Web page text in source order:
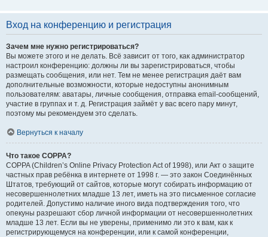
Вход на конференцию и регистрация
Зачем мне нужно регистрироваться?
Вы можете этого и не делать. Всё зависит от того, как администратор
настроил конференцию: должны ли вы зарегистрироваться, чтобы
размещать сообщения, или нет. Тем не менее регистрация даёт вам
дополнительные возможности, которые недоступны анонимным
пользователям: аватары, личные сообщения, отправка email-сообщений,
участие в группах и т. д. Регистрация займёт у вас всего пару минут,
поэтому мы рекомендуем это сделать.
Вернуться к началу
Что такое COPPA?
COPPA (Children’s Online Privacy Protection Act of 1998), или Акт о защите
частных прав ребёнка в интернете от 1998 г. — это закон Соединённых
Штатов, требующий от сайтов, которые могут собирать информацию от
несовершеннолетних младше 13 лет, иметь на это письменное согласие
родителей. Допустимо наличие иного вида подтверждения того, что
опекуны разрешают сбор личной информации от несовершеннолетних
младше 13 лет. Если вы не уверены, применимо ли это к вам, как к
регистрирующемуся на конференции, или к самой конференции,